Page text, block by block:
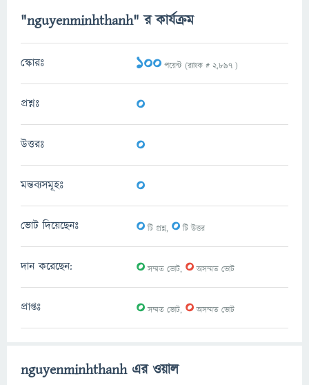
"nguyenminhthanh" র কার্যক্রম
স্কোরঃ 100 পয়েন্ট (র‌্যাংক # 2,897 )
প্রশ্নঃ 0
উত্তরঃ 0
মন্তব্যসমূহঃ 0
ভোট দিয়েছেনঃ 0টি প্রশ্ন, 0টি উত্তর
দান করেছেন: 0সম্মত ভোট, 0অসম্মত ভোট
প্রাপ্তঃ 0সম্মত ভোট, 0অসম্মত ভোট
nguyenminhthanh এর ওয়াল